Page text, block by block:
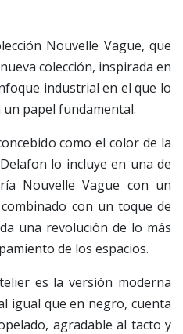
Nouvelle Vague, que
colección, inspirada en
industrial en el que lo
papel fundamental.
como el color de la
lo incluye en una de
Nouvelle Vague con un
con un toque de
una revolución de lo más
de los espacios.
es la versión moderna
igual que en negro, cuenta
agradable al tacto y